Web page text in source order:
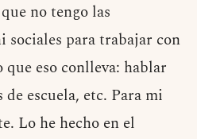
no tengo las
sociales para trabajar con
eso conlleva: hablar
escuela, etc. Para mi
Lo he hecho en el